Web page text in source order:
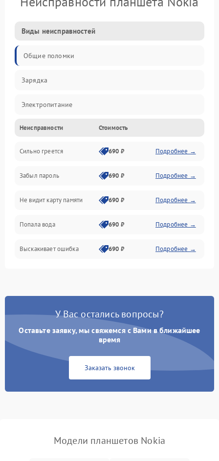
Виды неисправностей
Общие поломки
Зарядка
Электропитание
Экран и изображение
Дисплей
Экран (дисплей)
Связь
Разговор (микрофон, динамик)
Перегрев и нестабильная работа
Программные сбои
Неисправности Стоимость
Сильно греется 690 ₽ Подробнее →
Забыл пароль 690 ₽ Подробнее →
Не видит карту памяти 690 ₽ Подробнее →
Попала вода 690 ₽ Подробнее →
Выскакивает ошибка 690 ₽ Подробнее →
У Вас остались вопросы?
Оставьте заявку, мы свяжемся с Вами в ближайшее
время
Заказать звонок
Модели планшетов Nokia